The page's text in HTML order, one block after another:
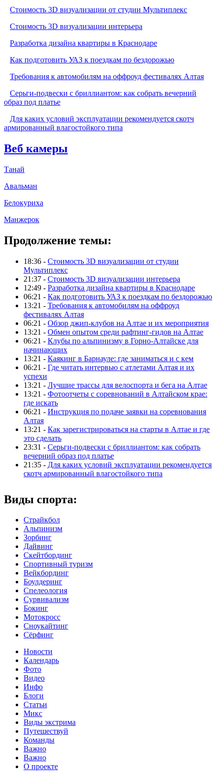
Стоимость 3D визуализации от студии Мультиплекс
Стоимость 3D визуализации интерьера
Разработка дизайна квартиры в Краснодаре
Как подготовить УАЗ к поездкам по бездорожью
Требования к автомобилям на оффроуд фестивалях Алтая
Серьги-подвески с бриллиантом: как собрать вечерний
образ под платье
Для каких условий эксплуатации рекомендуется скотч
армированный влагостойкого типа
Веб камеры
Танай
Авальман
Белокуриха
Манжерок
Продолжение темы:
18:36 - Стоимость 3D визуализации от студии
Мультиплекс
21:37 - Стоимость 3D визуализации интерьера
12:49 - Разработка дизайна квартиры в Краснодаре
06:21 - Как подготовить УАЗ к поездкам по бездорожью
13:21 - Требования к автомобилям на оффроуд
фестивалях Алтая
06:21 - Обзор джип-клубов на Алтае и их мероприятия
13:21 - Обмен опытом среди рафтинг-гидов на Алтае
06:21 - Клубы по альпинизму в Горно-Алтайске для
начинающих
13:21 - Каякинг в Барнауле: где заниматься и с кем
06:21 - Где читать интервью с атлетами Алтая и их
успехи
13:21 - Лучшие трассы для велоспорта и бега на Алтае
13:21 - Фотоотчеты с соревнований в Алтайском крае:
где искать
06:21 - Инструкция по подаче заявки на соревнования
Алтая
13:21 - Как зарегистрироваться на старты в Алтае и где
это сделать
23:31 - Серьги-подвески с бриллиантом: как собрать
вечерний образ под платье
21:35 - Для каких условий эксплуатации рекомендуется
скотч армированный влагостойкого типа
Виды спорта:
Страйкбол
Альпинизм
Зорбинг
Дайвинг
Скейтбординг
Спортивный туризм‎
Вейкбординг
Боулдеринг
Спелеология
Сурвивализм
Бокинг
Мотокросс
Сноукайтинг
Сёрфинг
Новости
Календарь
Фото
Видео
Инфо
Блоги
Статьи
Микс
Виды экстрима
Путешествуй
Команды
Важно
Важно
О проекте